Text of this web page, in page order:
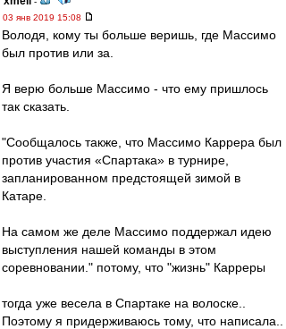
03 янв 2019 15:08
Володя, кому ты больше веришь, где Массимо
был против или за.
Я верю больше Массимо - что ему пришлось
так сказать.
"Сообщалось также, что Массимо Каррера был
против участия «Спартака» в турнире,
запланированном предстоящей зимой в
Катаре.
На самом же деле Массимо поддержал идею
выступления нашей команды в этом
соревновании." потому, что "жизнь" Карреры
тогда уже весела в Спартаке на волоске..
Поэтому я придерживаюсь тому, что написала..